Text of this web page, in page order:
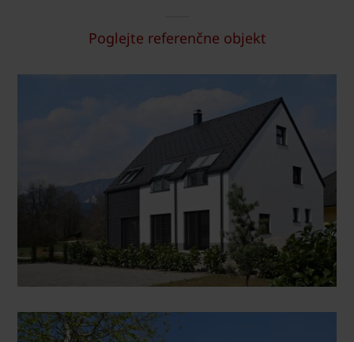
Poglejte referenčne objekt